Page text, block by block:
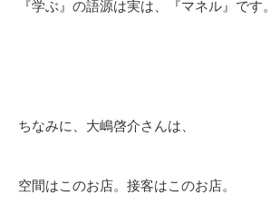
『学ぶ』の語源は実は、『マネル』です。
ちなみに、大嶋啓介さんは、
空間はこのお店。接客はこのお店。